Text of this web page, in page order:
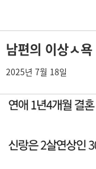
남편의 이상ㅅ
2025년 7월 18일